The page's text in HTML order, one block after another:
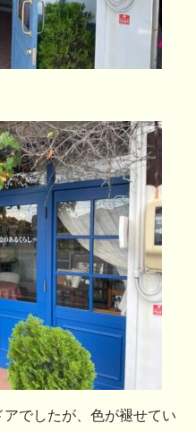
でしたが、色が褪せてい